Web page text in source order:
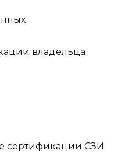
владельца
сертификации СЗИ